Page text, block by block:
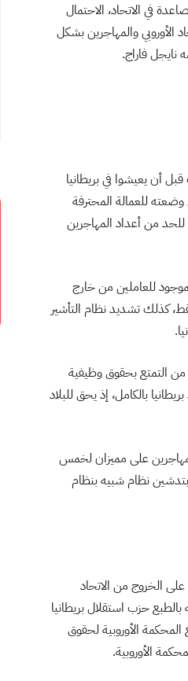
في الاتحاد، الاحتمال
الأوروبي والمهاجرين بشكل
نايجل فاراج.
أن يعيشوا في بريطانيا
للعمالة المحترفة
مع الأمل في تعزيز ذلك للحد من أعداد المهاجرين
للعاملين من خارج
كذلك تشديد نظام التأشير
التمتع بحقوق وظيفية
بالكامل، إذ يحق للبلاد
على مميزان لخمس
نظام شبيه بنظام
الخروج من الاتحاد
يدعمه بالطبع حزب استقلال بريطانيا
الأوروبية لحقوق
الأوروبية.